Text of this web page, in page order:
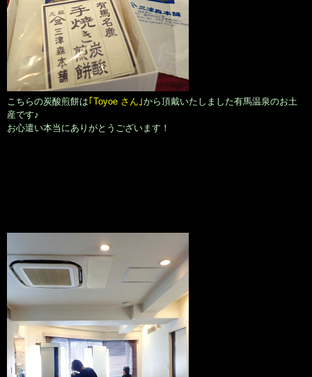
こちらの炭酸煎餅は｢Toyoe さん｣から頂戴いたしました有馬温泉のお土
産です♪
お心遣い本当にありがとうございます！